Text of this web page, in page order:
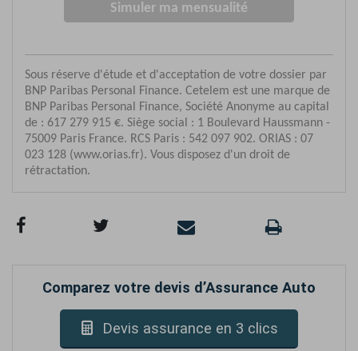
Comparez votre devis d’Assurance Auto
Devis assurance en 3 clics